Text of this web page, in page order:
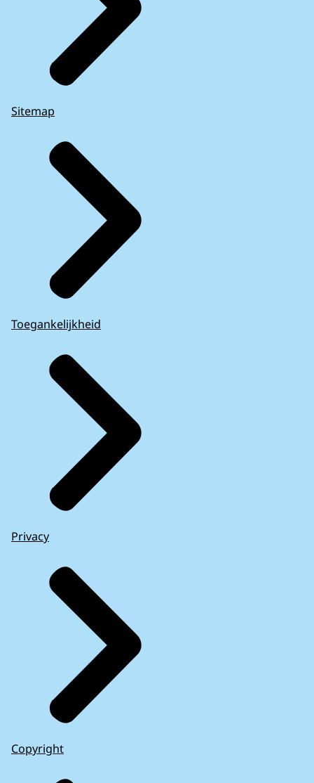
Sitemap
Toegankelijkheid
Privacy
Copyright